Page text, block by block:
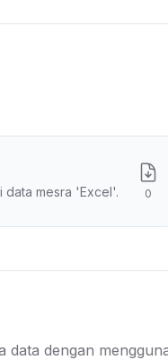
data mesra 'Excel'. 0
data dengan